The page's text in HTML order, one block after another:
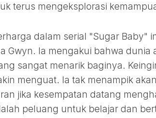
terus mengeksplorasi
dalam serial "Sugar Baby"
Gwyn. Ia mengakui bahwa dunia
sangat menarik baginya.
menguat. Ia tak menampik
jika kesempatan datang
peluang untuk belajar dan